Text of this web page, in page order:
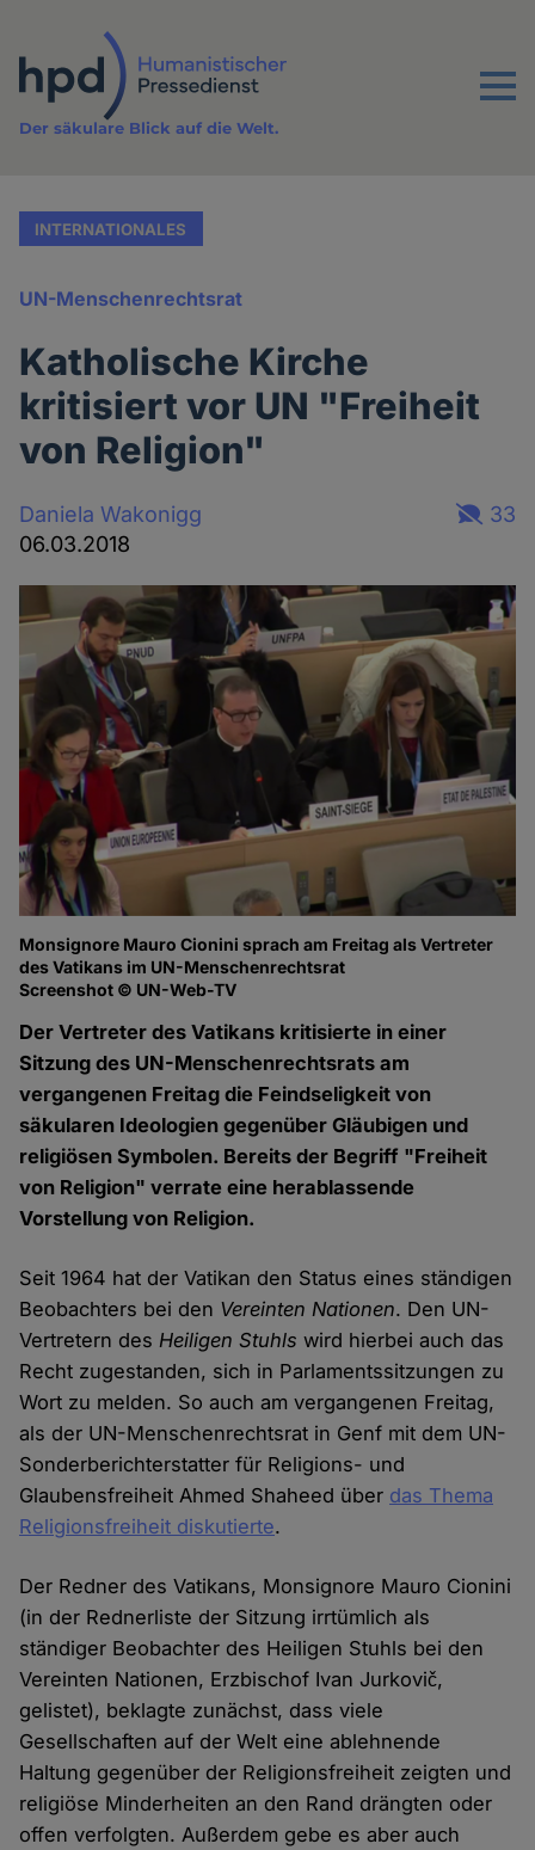
Inhalt
Menu
Der säkulare Blick auf die Welt.
INTERNATIONALES
UN-Menschenrechtsrat
Katholische Kirche
kritisiert vor UN "Freiheit
von Religion"
Daniela Wakonigg
06.03.2018
33
Monsignore Mauro Cionini sprach am Freitag als Vertreter
des Vatikans im UN-Menschenrechtsrat
Screenshot © UN-Web-TV
Der Vertreter des Vatikans kritisierte in einer
Sitzung des UN-Menschenrechtsrats am
vergangenen Freitag die Feindseligkeit von
säkularen Ideologien gegenüber Gläubigen und
religiösen Symbolen. Bereits der Begriff "Freiheit
von Religion" verrate eine herablassende
Vorstellung von Religion.
Seit 1964 hat der Vatikan den Status eines ständigen
Beobachters bei den Vereinten Nationen. Den UN-
Vertretern des Heiligen Stuhls wird hierbei auch das
Recht zugestanden, sich in Parlamentssitzungen zu
Wort zu melden. So auch am vergangenen Freitag,
als der UN-Menschenrechtsrat in Genf mit dem UN-
Sonderberichterstatter für Religions- und
Glaubensfreiheit Ahmed Shaheed über das Thema
Religionsfreiheit diskutierte.
Der Redner des Vatikans, Monsignore Mauro Cionini
(in der Rednerliste der Sitzung irrtümlich als
ständiger Beobachter des Heiligen Stuhls bei den
Vereinten Nationen, Erzbischof Ivan Jurkovič,
gelistet), beklagte zunächst, dass viele
Gesellschaften auf der Welt eine ablehnende
Haltung gegenüber der Religionsfreiheit zeigten und
religiöse Minderheiten an den Rand drängten oder
offen verfolgten. Außerdem gebe es aber auch